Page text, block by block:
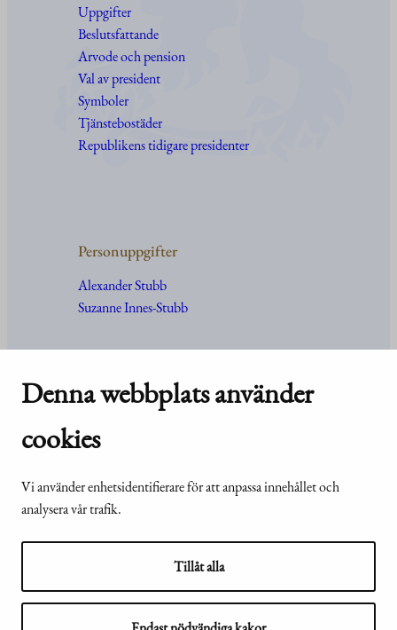
Denna webbplats använder
cookies
Vi använder enhetsidentifierare för att anpassa innehållet och
analysera vår trafik.
Tillåt alla
Uppgifter
Beslutsfattande
Arvode och pension
Val av president
Symboler
Tjänstebostäder
Republikens tidigare presidenter
Personuppgifter
Alexander Stubb
Suzanne Innes-Stubb
Kansli och kontakt
Kontakt
För media
Vanliga frågor och svar
© Republikens
presidents kansli